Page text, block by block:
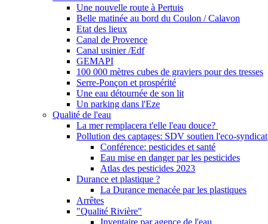
Une nouvelle route à Pertuis
Belle matinée au bord du Coulon / Calavon
Etat des lieux
Canal de Provence
Canal usinier /Edf
GEMAPI
100 000 mètres cubes de graviers pour des tresses
Serre-Ponçon et prospérité
Une eau détournée de son lit
Un parking dans l'Eze
Qualité de l'eau
La mer remplacera t'elle l'eau douce?
Pollution des captages: SDV soutien l'eco-syndicat
Conférence: pesticides et santé
Eau mise en danger par les pesticides
Atlas des pesticides 2023
Durance et plastique ?
La Durance menacée par les plastiques
Arrêtes
"Qualité Rivière"